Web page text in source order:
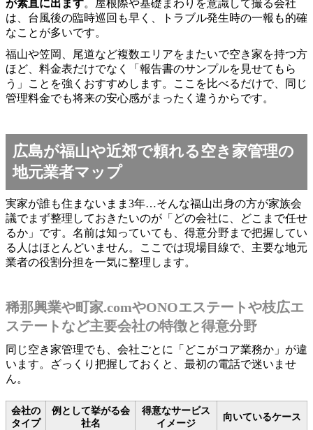
が素直に出ます。屋根際や基礎まわりを意識して撮る会社
は、台風後の臨時巡回も早く、トラブル発生時の一報も的確
なことが多いです。
福山や笠岡、尾道など複数エリアをまたいで空き家を持つ方
ほど、料金表だけでなく「報告書のサンプルを見せてもら
う」ことを強くおすすめします。ここを比べるだけで、同じ
管理料金でも将来の安心感がまったく違うからです。
広島が福山や近郊で頼れる空き家管理の
地元業者マップ
実家が誰も住まないまま3年…そんな福山出身の方が家族会
議でまず整理しておきたいのが「どの会社に、どこまで任せ
るか」です。名前は知っていても、得意分野まで把握してい
る人はほとんどいません。ここでは現場目線で、主要な地元
業者の役割分担を一気に整理します。
稀那興業や町家.comやONOエステートや枝広エ
ステートなど主要会社の特徴と得意分野
同じ空き家管理でも、会社ごとに「どこがコア業務か」が違
います。ざっくり把握しておくと、最初の電話で迷いませ
ん。
会社の
タイプ
例として挙がる会
社名
得意なサービス
イメージ
向いているケース